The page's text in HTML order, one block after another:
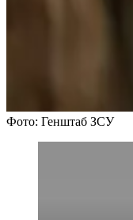
Фото: Генштаб ЗСУ